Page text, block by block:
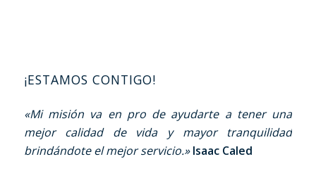
¡ESTAMOS CONTIGO!
«Mi misión va en pro de ayudarte a tener una
mejor calidad de vida y mayor tranquilidad
brindándote el mejor servicio.» Isaac Caled